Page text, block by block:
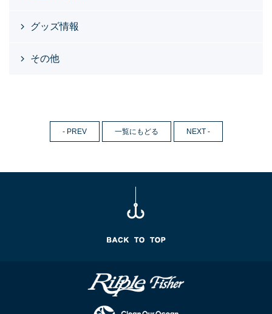
グッズ情報
その他
- PREV 一覧にもどる NEXT -